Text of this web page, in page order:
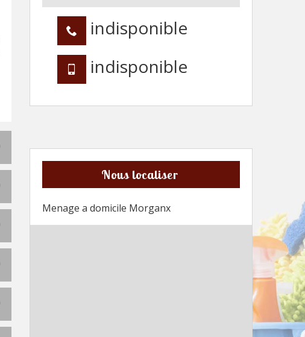
indisponible
indisponible
Nous localiser
Menage a domicile Morganx